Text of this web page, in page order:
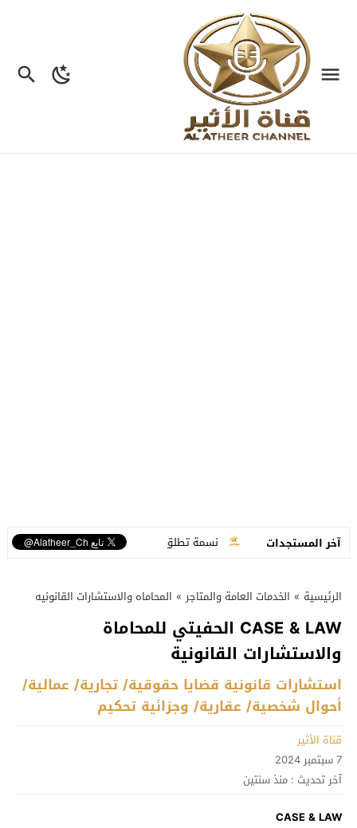
آخر المستجدات
تفاعلية متكاملة نسمة تطلق “ما عم بنساك”.. أغنية مصوّرة تحوّل وجع
الرئيسية » الخدمات العامة والمتاجر » المحاماه والاستشارات القانونيه
CASE & LAW الحفيتي للمحاماة
والاستشارات القانونية
استشارات قانونية قضايا حقوقية/ تجارية/ عمالية/
أحوال شخصية/ عقارية/ وجزائية تحكيم
قناة الأثير
7 سبتمبر 2024
آخر تحديث : منذ سنتين
CASE & LAW